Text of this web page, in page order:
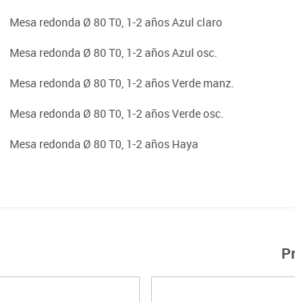
Mesa redonda Ø 80 T0, 1-2 años Azul claro
Mesa redonda Ø 80 T0, 1-2 años Azul osc.
Mesa redonda Ø 80 T0, 1-2 años Verde manz.
Mesa redonda Ø 80 T0, 1-2 años Verde osc.
Mesa redonda Ø 80 T0, 1-2 años Haya